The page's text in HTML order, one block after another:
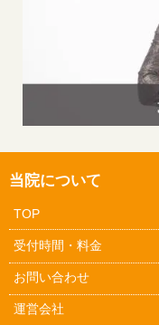
当院について
TOP
受付時間・料金
お問い合わせ
運営会社